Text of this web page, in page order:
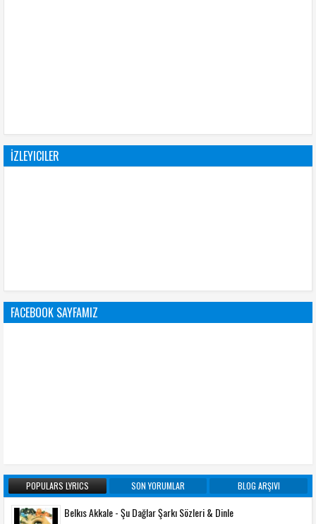
İZLEYICILER
FACEBOOK SAYFAMIZ
POPULARS LYRICS SON YORUMLAR BLOG ARŞIVI
Belkıs Akkale - Şu Dağlar Şarkı Sözleri & Dinle